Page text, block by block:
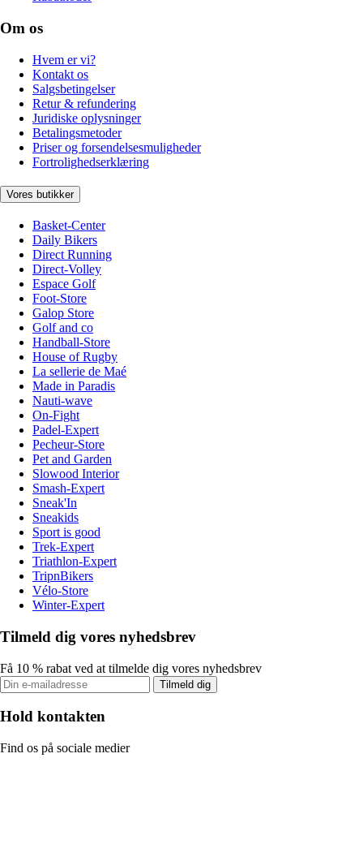
Om os
Hvem er vi?
Kontakt os
Salgsbetingelser
Retur & refundering
Juridiske oplysninger
Betalingsmetoder
Priser og forsendelsesmuligheder
Fortrolighedserklæring
Vores butikker
Basket-Center
Daily Bikers
Direct Running
Direct-Volley
Espace Golf
Foot-Store
Galop Store
Golf and co
Handball-Store
House of Rugby
La sellerie de Maé
Made in Paradis
Nauti-wave
On-Fight
Padel-Expert
Pecheur-Store
Pet and Garden
Slowood Interior
Smash-Expert
Sneak'In
Sneakids
Sport is good
Trek-Expert
Triathlon-Expert
TripnBikers
Vélo-Store
Winter-Expert
Tilmeld dig vores nyhedsbrev
Få 10 % rabat ved at tilmelde dig vores nyhedsbrev
Tilmeld dig
Hold kontakten
Find os på sociale medier